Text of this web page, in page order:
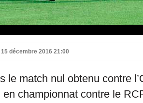
15 décembre 2016 21:00
le match nul obtenu contre
en championnat contre le